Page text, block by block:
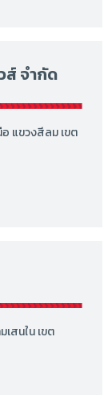
ส์ จำกัด
แขวงสีลม เขต
สนใน เขต